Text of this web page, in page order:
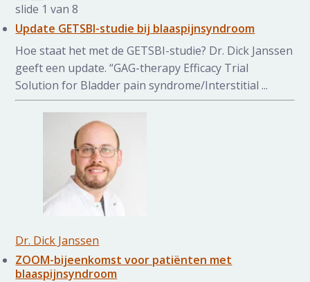
slide 1 van 8
Update GETSBI-studie bij blaaspijnsyndroom
Hoe staat het met de GETSBI-studie? Dr. Dick Janssen
geeft een update. “GAG-therapy Efficacy Trial
Solution for Bladder pain syndrome/Interstitial ...
Dr. Dick Janssen
ZOOM-bijeenkomst voor patiënten met
blaaspijnsyndroom